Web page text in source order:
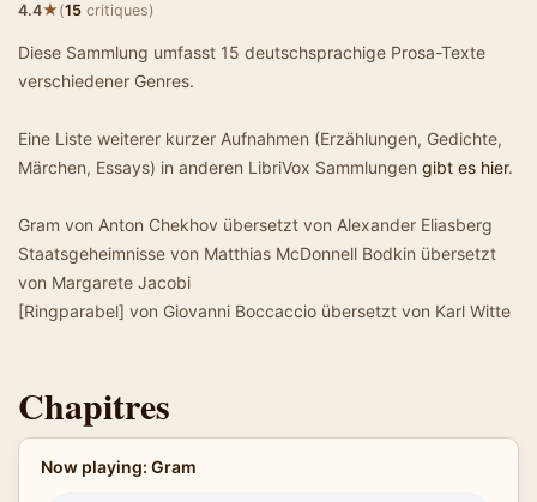
4.4★(15 critiques)
Diese Sammlung umfasst 15 deutschsprachige Prosa-Texte
verschiedener Genres.
Eine Liste weiterer kurzer Aufnahmen (Erzählungen, Gedichte,
Märchen, Essays) in anderen LibriVox Sammlungen gibt es hier.
Gram von Anton Chekhov übersetzt von Alexander Eliasberg
Staatsgeheimnisse von Matthias McDonnell Bodkin übersetzt
von Margarete Jacobi
[Ringparabel] von Giovanni Boccaccio übersetzt von Karl Witte
Chapitres
Now playing: Gram